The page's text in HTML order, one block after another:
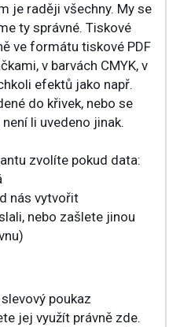
je raději všechny. My se
ty správné. Tiskové
ve formátu tiskové PDF
v barvách CMYK, v
efektů jako např.
do křivek, nebo se
li uvedeno jinak.
zvolíte pokud data:
nás vytvořit
nebo zašlete jinou
poukaz
jej využít právně zde.